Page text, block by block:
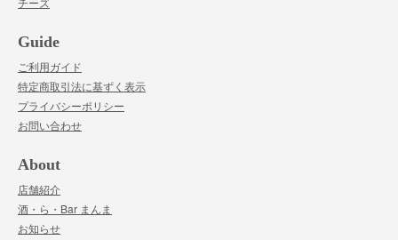
Guide
ご利用ガイド
特定商取引法に基ずく表示
プライバシーポリシー
お問い合わせ
About
店舗紹介
酒・ら・Bar まんま
お知らせ